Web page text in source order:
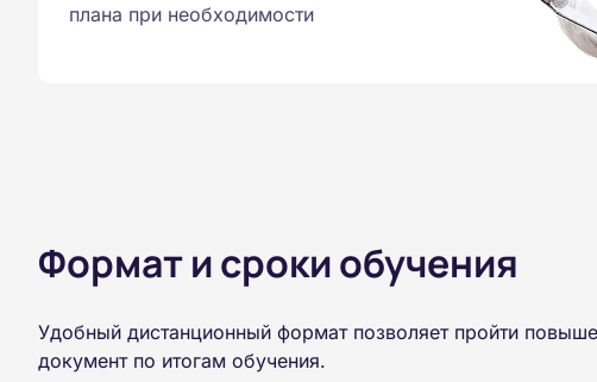
плана при необходимости
Формат и сроки обучения
Удобный дистанционный формат позволяет пройти
документ по итогам обучения.